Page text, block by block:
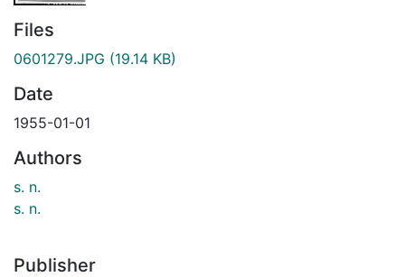
Files
0601279.JPG (19.14 KB)
Date
1955-01-01
Authors
s. n.
s. n.
Publisher